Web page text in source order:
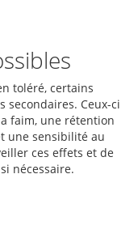
toléré, certains
Ceux-ci
faim, une rétention
une sensibilité au
ces effets et de
nécessaire.